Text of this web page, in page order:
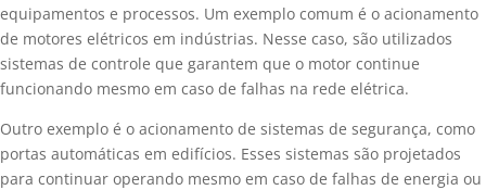
equipamentos e processos. Um exemplo comum é o acionamento
de motores elétricos em indústrias. Nesse caso, são utilizados
sistemas de controle que garantem que o motor continue
funcionando mesmo em caso de falhas na rede elétrica.
Outro exemplo é o acionamento de sistemas de segurança, como
portas automáticas em edifícios. Esses sistemas são projetados
para continuar operando mesmo em caso de falhas de energia ou